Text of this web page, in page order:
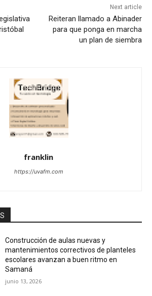
Next article
Reiteran llamado a Abinader
para que ponga en marcha
un plan de siembra
franklin
https://uvafm.com
Construcción de aulas nuevas y
mantenimientos correctivos de planteles
escolares avanzan a buen ritmo en
Samaná
junio 13, 2026